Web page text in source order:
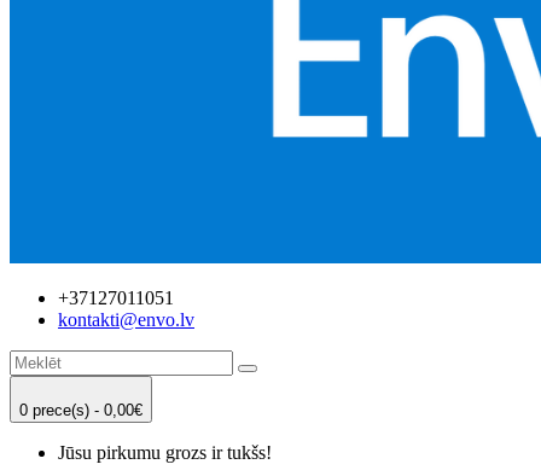
+37127011051
kontakti@envo.lv
0 prece(s) - 0,00€
Jūsu pirkumu grozs ir tukšs!